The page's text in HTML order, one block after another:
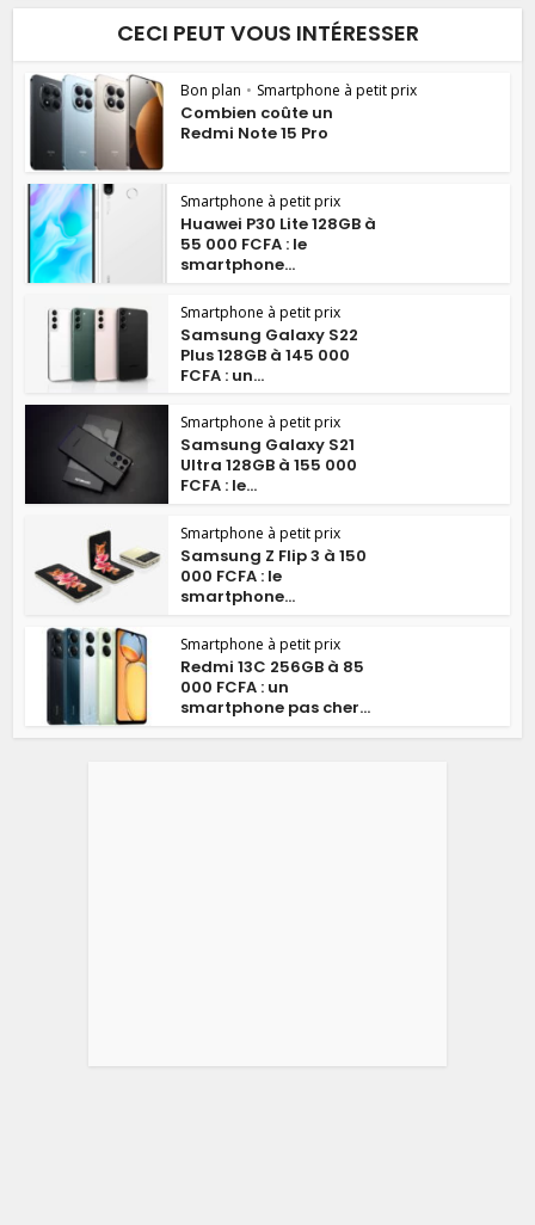
CECI PEUT VOUS INTÉRESSER
Bon plan • Smartphone à petit prix
Combien coûte un
Redmi Note 15 Pro
Smartphone à petit prix
Huawei P30 Lite 128GB à
55 000 FCFA : le
smartphone...
Smartphone à petit prix
Samsung Galaxy S22
Plus 128GB à 145 000
FCFA : un...
Smartphone à petit prix
Samsung Galaxy S21
Ultra 128GB à 155 000
FCFA : le...
Smartphone à petit prix
Samsung Z Flip 3 à 150
000 FCFA : le
smartphone...
Smartphone à petit prix
Redmi 13C 256GB à 85
000 FCFA : un
smartphone pas cher...